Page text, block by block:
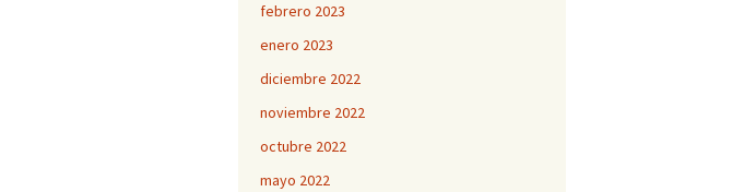
febrero 2023
enero 2023
diciembre 2022
noviembre 2022
octubre 2022
mayo 2022